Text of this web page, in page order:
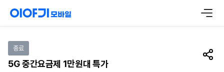
종료
5G 중간요금제 1만원대 특가 공유